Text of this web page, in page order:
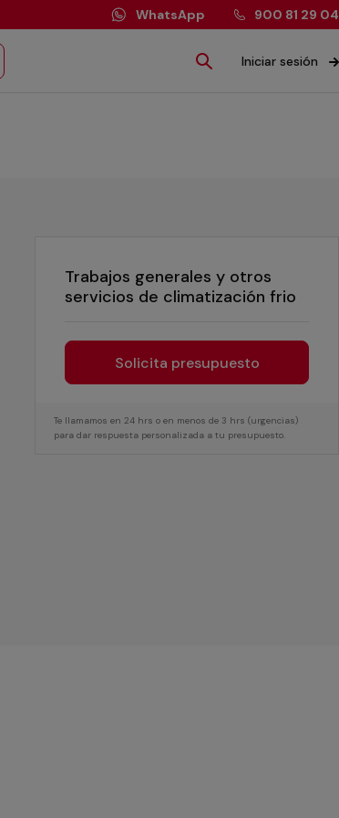
WhatsApp 900 81 29 04
Iniciar sesión
Trabajos generales y otros
servicios de climatización frio
Solicita presupuesto
Te llamamos en 24 hrs o en menos de 3 hrs (urgencias)
para dar respuesta personalizada a tu presupuesto.